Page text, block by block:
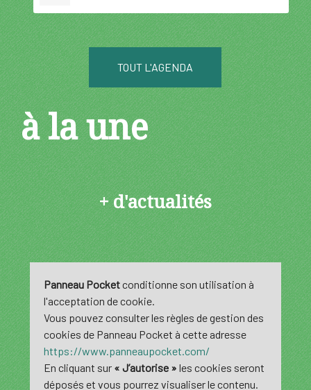
TOUT L'AGENDA
à la une
+ d'actualités
Panneau Pocketconditionne son utilisation à
l'acceptation de cookie.
Vous pouvez consulter les règles de gestion des
cookies de Panneau Pocket à cette adresse
https://www.panneaupocket.com/
En cliquant sur « J’autorise » les cookies seront
déposés et vous pourrez visualiser le contenu.